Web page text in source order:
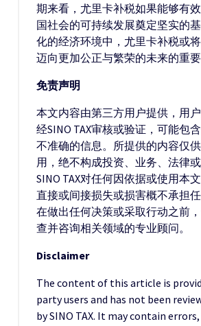
期来看，尤里卡补税如果能够有
国社会的可持续发展奠定坚实的
化的经济环境中，尤里卡补税或
迈向更加公正与繁荣的未来的重要
免责声明
本文内容由第三方用户提供，用
经SINO TAX审核或验证，可能包
不准确的信息。所提供的内容仅
用，绝不构成投资、业务、法律或
SINO TAX对任何因依据或使用本
直接或间接损失或损害概不承担
在做出任何决策或采取行动之前
查并咨询相关领域的专业顾问。
Disclaimer
The content of this article is
party users and has not been
by SINO TAX. It may contain